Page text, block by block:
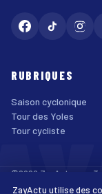
RUBRIQUES
Saison cyclonique
Tour des Yoles
Tour cycliste
©2026 ZayActu.org.
Agency
ZayActu utilise des